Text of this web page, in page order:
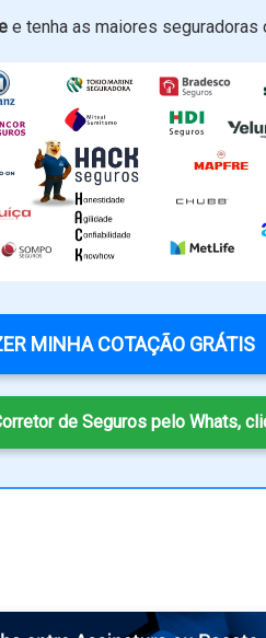
e tenha as maiores seguradoras
MINHA COTAÇÃO GRÁTIS
de Seguros pelo Whats,